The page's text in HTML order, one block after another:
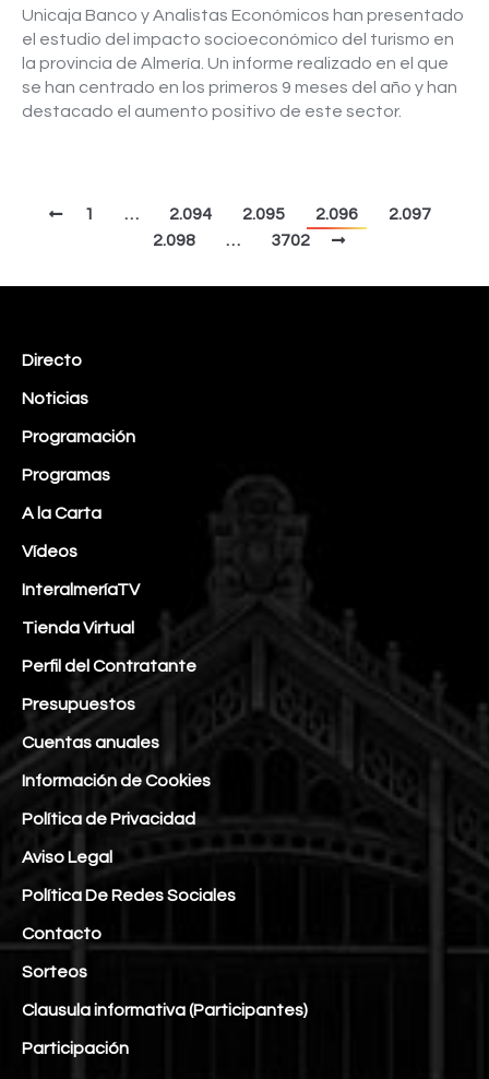
Unicaja Banco y Analistas Económicos han presentado
el estudio del impacto socioeconómico del turismo en
la provincia de Almería. Un informe realizado en el que
se han centrado en los primeros 9 meses del año y han
destacado el aumento positivo de este sector.
1 … 2.094 2.095 2.096
2.097
2.098
… 3702
Directo
Noticias
Programación
Programas
A la Carta
Vídeos
InteralmeríaTV
Tienda Virtual
Perfil del Contratante
Presupuestos
Cuentas anuales
Información de Cookies
Política de Privacidad
Aviso Legal
Política De Redes Sociales
Contacto
Sorteos
Clausula informativa (Participantes)
Participación